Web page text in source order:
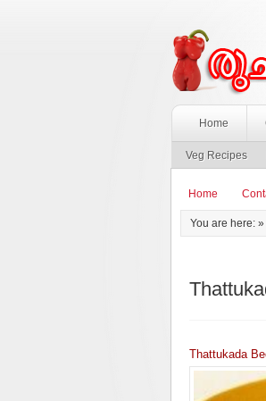
Home
Veg Recipes
Home
You are here: »
Thattukada